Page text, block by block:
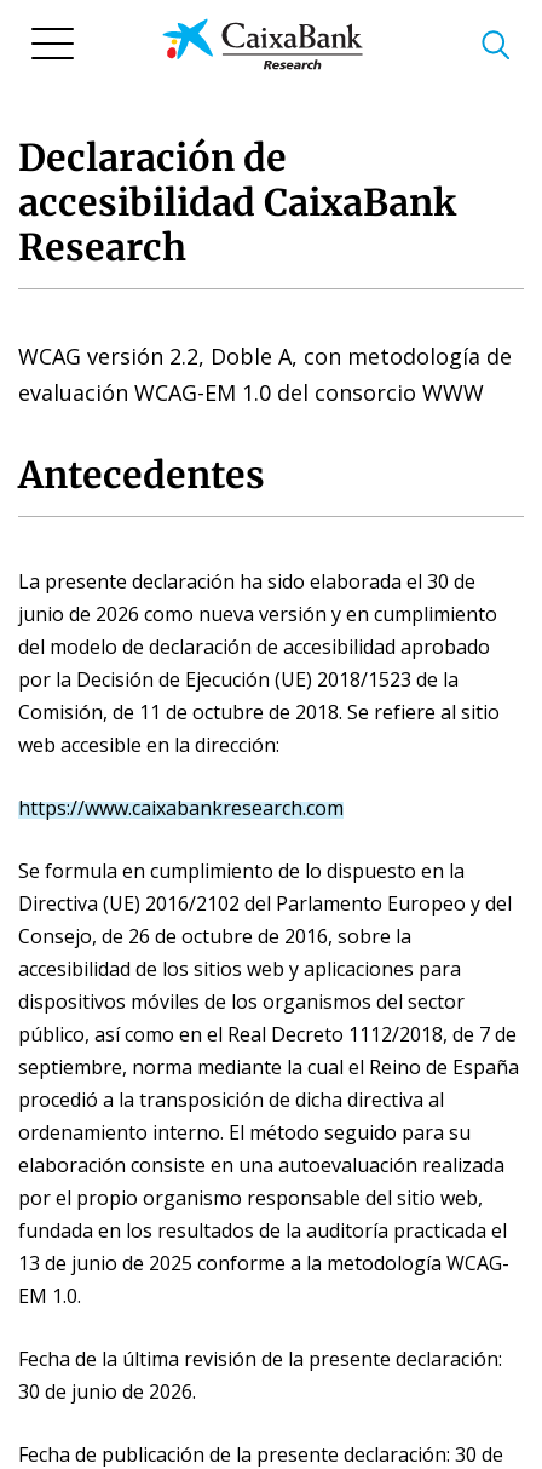
Declaración de
accesibilidad CaixaBank
Research
WCAG versión 2.2, Doble A, con metodología de
evaluación WCAG-EM 1.0 del consorcio WWW
Antecedentes
La presente declaración ha sido elaborada el 30 de
junio de 2026 como nueva versión y en cumplimiento
del modelo de declaración de accesibilidad aprobado
por la Decisión de Ejecución (UE) 2018/1523 de la
Comisión, de 11 de octubre de 2018. Se refiere al sitio
web accesible en la dirección:
https://www.caixabankresearch.com
Se formula en cumplimiento de lo dispuesto en la
Directiva (UE) 2016/2102 del Parlamento Europeo y del
Consejo, de 26 de octubre de 2016, sobre la
accesibilidad de los sitios web y aplicaciones para
dispositivos móviles de los organismos del sector
público, así como en el Real Decreto 1112/2018, de 7 de
septiembre, norma mediante la cual el Reino de España
procedió a la transposición de dicha directiva al
ordenamiento interno. El método seguido para su
elaboración consiste en una autoevaluación realizada
por el propio organismo responsable del sitio web,
fundada en los resultados de la auditoría practicada el
13 de junio de 2025 conforme a la metodología WCAG-
EM 1.0.
Fecha de la última revisión de la presente declaración:
30 de junio de 2026.
Fecha de publicación de la presente declaración: 30 de